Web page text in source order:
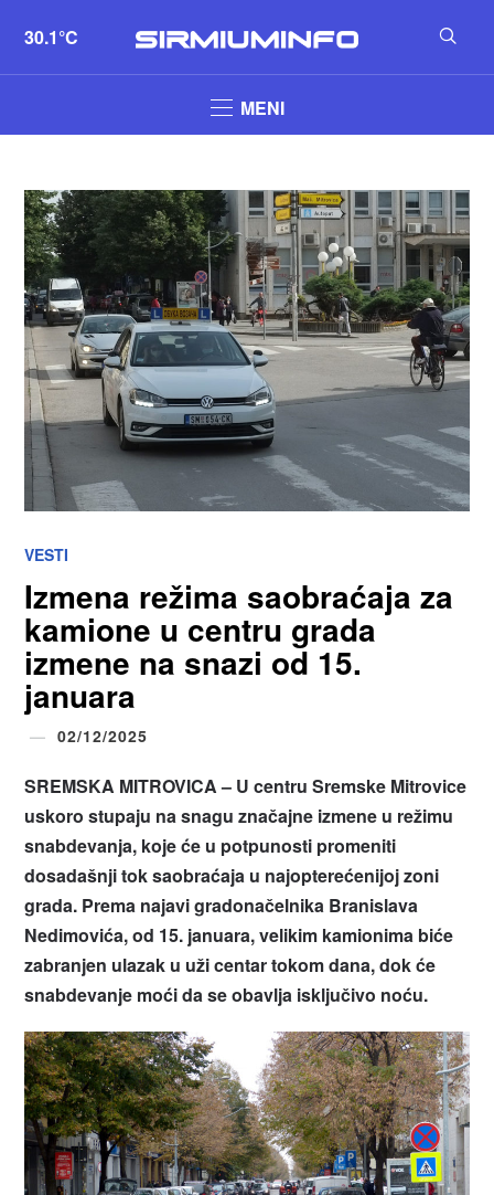
30.1°C
MENI
VESTI
Izmena režima saobraćaja za
kamione u centru grada
izmene na snazi od 15.
januara
02/12/2025
SREMSKA MITROVICA – U centru Sremske Mitrovice
uskoro stupaju na snagu značajne izmene u režimu
snabdevanja, koje će u potpunosti promeniti
dosadašnji tok saobraćaja u najopterećenijoj zoni
grada. Prema najavi gradonačelnika Branislava
Nedimovića, od 15. januara, velikim kamionima biće
zabranjen ulazak u uži centar tokom dana, dok će
snabdevanje moći da se obavlja isključivo noću.